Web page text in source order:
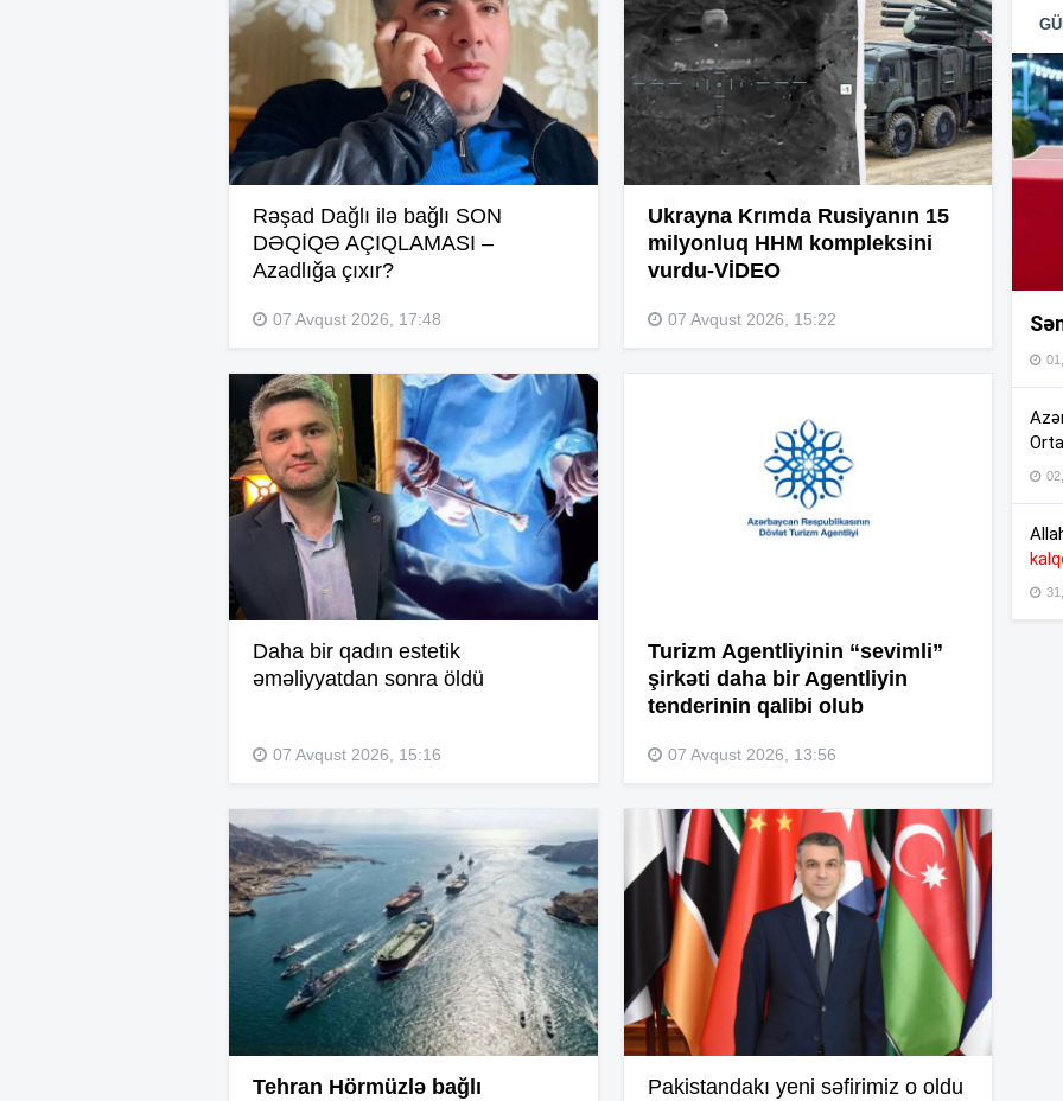
Rəşad Dağlı ilə bağlı SON
DƏQİQƏ AÇIQLAMASI –
Azadlığa çıxır?
07 Avqust 2026, 17:48
Ukrayna Krımda Rusiyanın 15
milyonluq HHM kompleksini
vurdu-VİDEO
07 Avqust 2026, 15:22
Daha bir qadın estetik
əməliyyatdan sonra öldü
07 Avqust 2026, 15:16
Turizm Agentliyinin “sevimli”
şirkəti daha bir Agentliyin
tenderinin qalibi olub
07 Avqust 2026, 13:56
Tehran Hörmüzlə bağlı Pakistandakı yeni səfirimiz o oldu